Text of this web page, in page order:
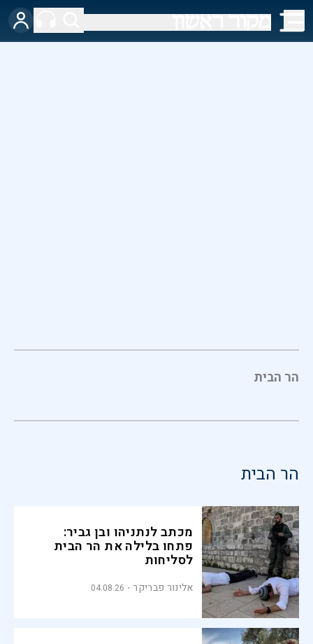
הר הבית
הר הבית
מכתב לנתניהו ובן גביר:
פתחו בלילה את הר הבית
לסליחות
אלינור פבריקר 04.08.26